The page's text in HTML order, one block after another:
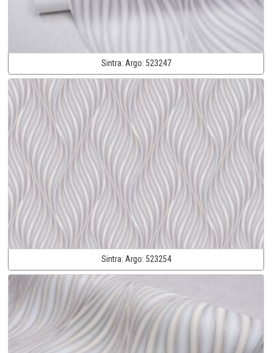
Sintra: Argo: 523247
Sintra: Argo: 523254